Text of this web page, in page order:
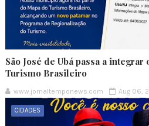
São José de Ubá passa a
Turismo Brasileiro
www.jornaltemponews.com Aug 06,
CIDADES